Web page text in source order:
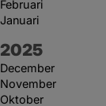
Februari
Januari
År:
2025
December
November
Oktober